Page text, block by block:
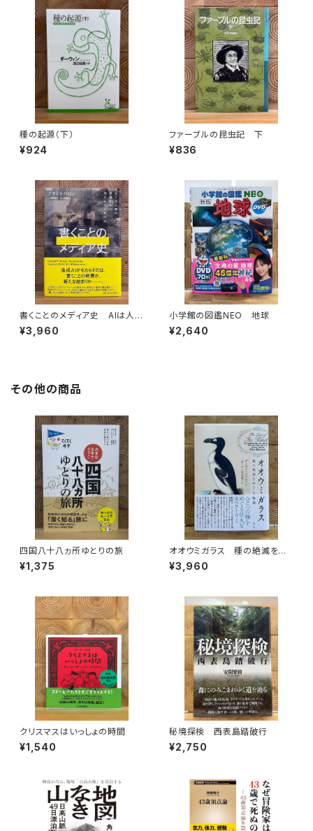
種の起源（下）
¥924
ファーブルの昆虫記 下
¥836
書くことのメディア史 AIは人間
の言語能力に何をもたらすのか
¥3,960
小学館の図鑑NEO 地球
¥2,640
その他の商品
四国八十八ヵ所ゆとりの旅
¥1,375
オオウミガラス 種の絶滅をめ
ぐる物語
¥3,960
クリスマスはいっしょの時間
¥1,540
秘境探検 西表島踏破行
¥2,750